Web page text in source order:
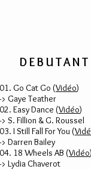
01. Go Cat Go (Vidéo)
-> Gaye Teather
02. Easy Dance (Vidéo)
-> S. Fillion & G. Roussel
03. I Still Fall For You (
-> Darren Bailey
04. 18 Wheels AB (Vidéo)
-> Lydia Chaverot